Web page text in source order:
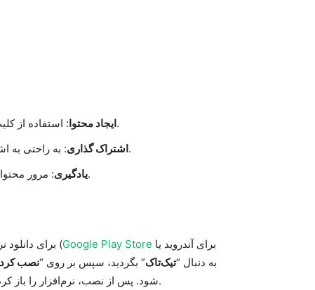
ایجاد محتوا: استفاده از کلیپ‌ها به عنوان مراجع یا ترکیب آن‌ها برای ایجاد محتوای جدید.
اشتراک گذاری: به راحتی به اشتراک گذاری محتوا با دیگرانی که به پلتفرم دسترسی ندارند.
یادگیری: مرور محتوای آموزشی به میزان لازم برای جذب اطلاعات به طور کامل.
برای دانلود نرم‌افزار تیک‌تاک، به فروشگاه نرم‌افزار دستگاه خود مراجعه کنید (Google Play Store برای آندروید یا
برای iOS)، به دنبال “تیک‌تاک” بگردید، سپس بر روی “نصب
شود. پس از نصب، نرم‌افزار را باز کرده و یک حساب کاربری ایجاد یا وارد شوید تا از محتوا لذت ببرید.